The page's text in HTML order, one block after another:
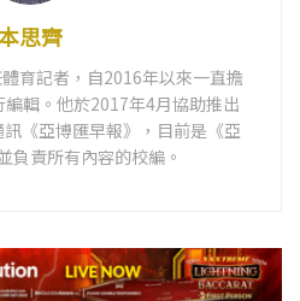
思齊
育記者，自2016年以來一直擔
輯。他於2017年4月協助推出
《亞博匯早報》，目前是《亞
負責所有內容的校編。